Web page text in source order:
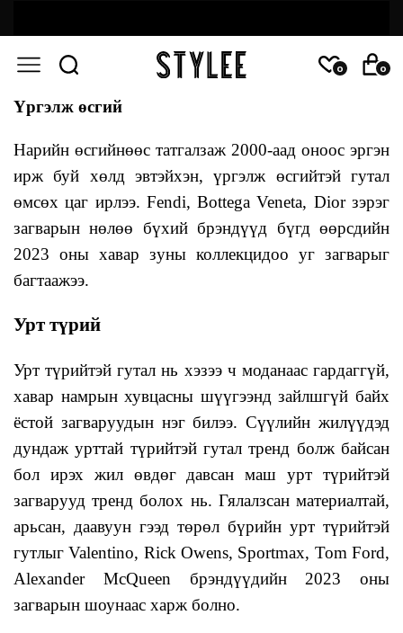
0 0
Үргэлж өсгий
Нарийн өсгийнөөс татгалзаж 2000-аад оноос эргэн
ирж буй хөлд эвтэйхэн, үргэлж өсгийтэй гутал
өмсөх цаг ирлээ. Fendi, Bottega Veneta, Dior зэрэг
загварын нөлөө бүхий брэндүүд бүгд өөрсдийн
2023 оны хавар зуны коллекцидоо уг загварыг
багтаажээ.
Урт түрий
Урт түрийтэй гутал нь хэзээ ч моданаас гардаггүй,
хавар намрын хувцасны шүүгээнд зайлшгүй байх
ёстой загваруудын нэг билээ. Сүүлийн жилүүдэд
дундаж урттай түрийтэй гутал тренд болж байсан
бол ирэх жил өвдөг давсан маш урт түрийтэй
загварууд тренд болох нь. Гялалзсан материалтай,
арьсан, даавуун гээд төрөл бүрийн урт түрийтэй
гутлыг Valentino, Rick Owens, Sportmax, Tom Ford,
Alexander McQueen брэндүүдийн 2023 оны
загварын шоунаас харж болно.